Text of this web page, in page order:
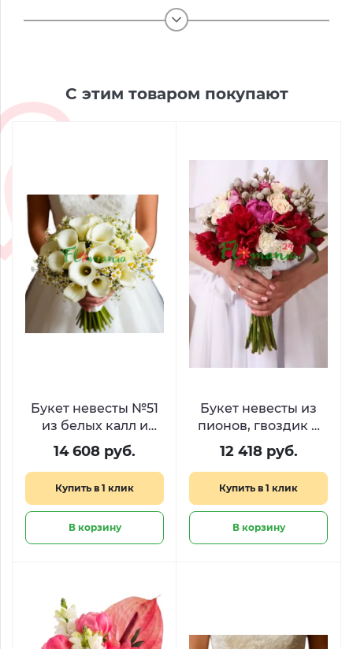
С этим товаром покупают
Букет невесты №51
из белых калл и
ромашек
14 608 руб.
Купить в 1 клик
В корзину
Букет невесты из
пионов, гвоздик и
роз №19
12 418 руб.
Купить в 1 клик
В корзину